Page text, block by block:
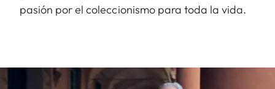
pasión por el coleccionismo para toda la vida.